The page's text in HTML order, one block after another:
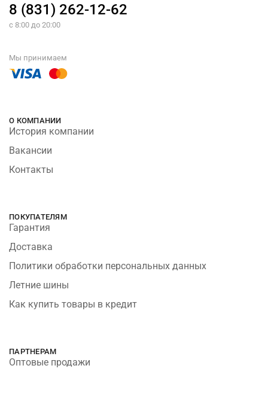
8 (831) 262-12-62
с 8:00 до 20:00
Мы принимаем
О КОМПАНИИ
История компании
Вакансии
Контакты
ПОКУПАТЕЛЯМ
Гарантия
Доставка
Политики обработки персональных данных
Летние шины
Как купить товары в кредит
ПАРТНЕРАМ
Оптовые продажи